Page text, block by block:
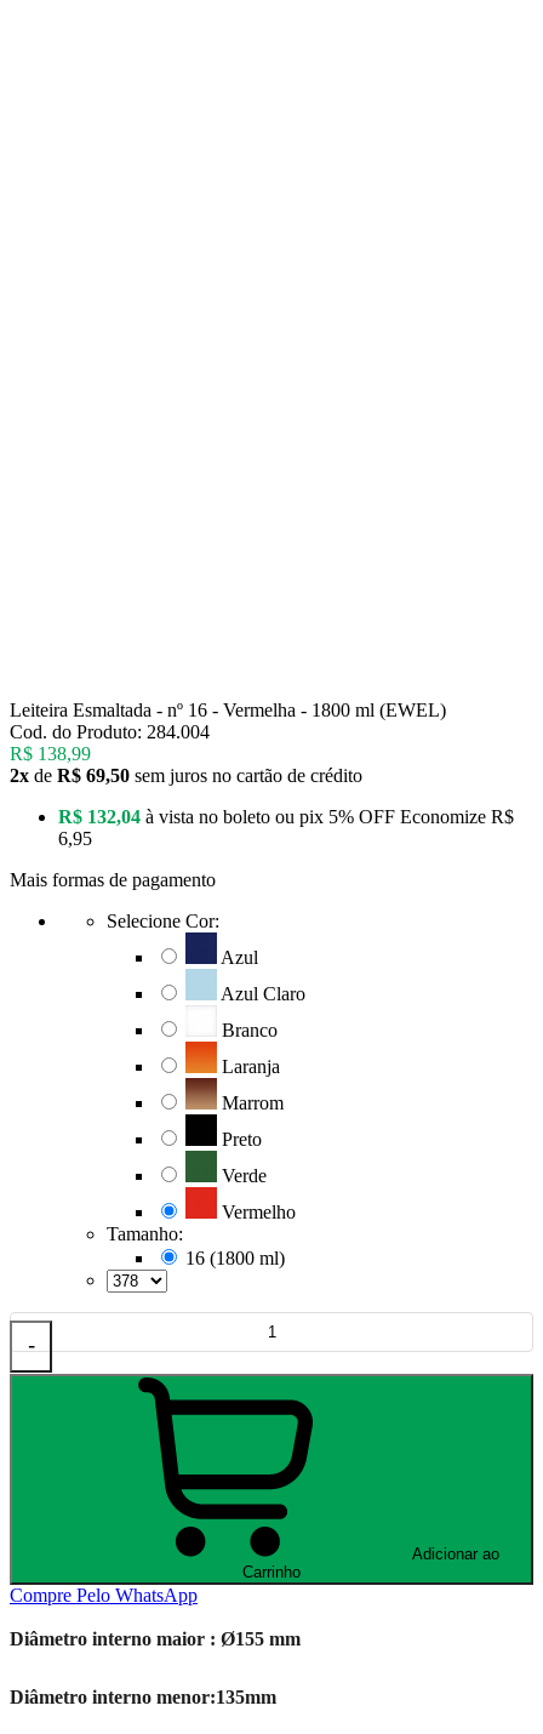
Leiteira Esmaltada - nº 16 - Vermelha - 1800 ml (EWEL)
Cod. do Produto: 284.004
R$ 138,99
2x de R$ 69,50 sem juros no cartão de crédito
R$ 132,04 à vista no boleto ou pix 5% OFF Economize R$
6,95
Mais formas de pagamento
Selecione Cor:
Azul
Azul Claro
Branco
Laranja
Marrom
Preto
Verde
Vermelho
Tamanho:
16 (1800 ml)
-
Carrinho
Compre Pelo WhatsApp
Diâmetro interno maior : Ø155 mm
Diâmetro interno menor:135mm